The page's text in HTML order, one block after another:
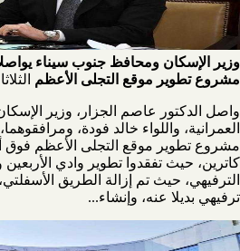
وزير الإسكان ومحافظ جنوب سيناء
مشروع تطوير موقع التجلى الأعظم الثلاثاء، 30
واصل الدكتور عاصم الجزار، وزير
العمرانية، واللواء خالد فودة،
مشروع تطوير موقع التجلى الأعظم فوق
كاترين، حيث تفقدوا تطوير وادي
الترفيهي، حيث تم إزالة الطريق
ترفيهي بديلا عنه، وإنشاء...